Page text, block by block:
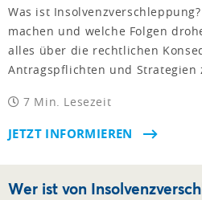
Was ist
machen und welche Folgen
alles über die rechtlichen
Antragspflichten und Strategien
7 Min. Lesezeit
JETZT INFORMIEREN
Wer ist von